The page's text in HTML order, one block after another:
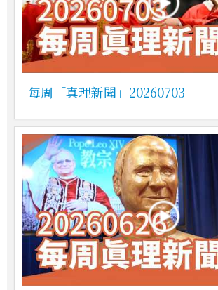
每周「真理新聞」20260703